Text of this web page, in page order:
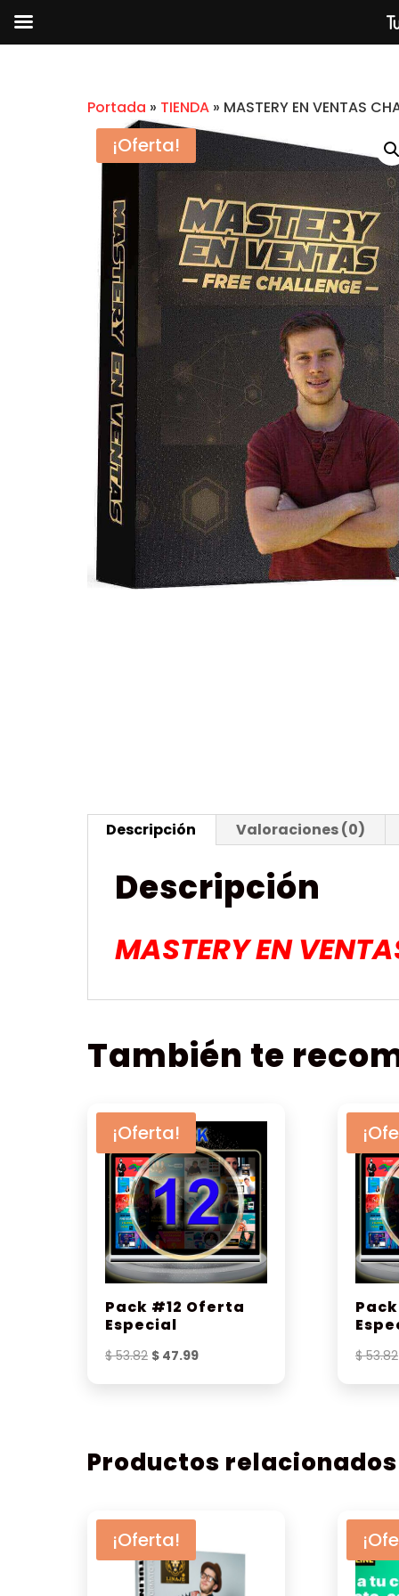
Portada » TIENDA » MASTERY EN VENTAS
¡Oferta!
Descripción Valoraciones (0)
Descripción
MASTERY EN
También te
¡Oferta!
Pack #12 Oferta
Especial
$53.82 El
$ 47.99El
$53.82
Productos relacionados
¡Oferta!
ENTRENAMIENTO CON
PREMIUM
$2.99